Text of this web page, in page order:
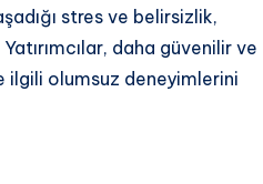
stres ve belirsizlik,
daha güvenilir ve
olumsuz deneyimlerini